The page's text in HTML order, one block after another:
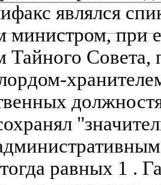
являлся
министром, при
Тайного
равных 1 .